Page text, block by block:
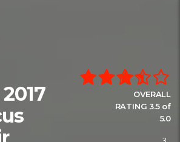
2017
OVERALL
RATING 3.5 of
5.0